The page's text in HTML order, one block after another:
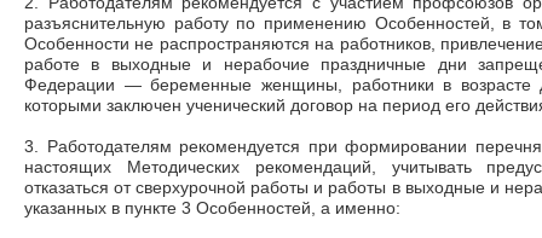
разъяснительную работу по применению Особенностей, в
Особенности не распространяются на работников,
работе в выходные и нерабочие праздничные дни
Федерации —беременные женщины, работники в возрасте
которыми заключен ученический договор на период его
3. Работодателям рекомендуется при формировании
настоящих Методических рекомендаций, учитывать
отказаться от сверхурочной работы и работы в выходные и
указанных в пункте 3 Особенностей, а именно: